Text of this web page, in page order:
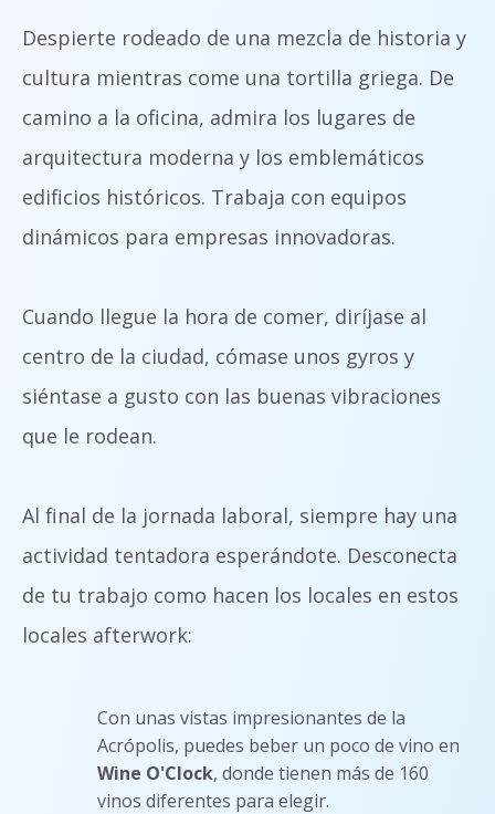
Despierte rodeado de una mezcla de historia y
cultura mientras come una tortilla griega. De
camino a la oficina, admira los lugares de
arquitectura moderna y los emblemáticos
edificios históricos. Trabaja con equipos
dinámicos para empresas innovadoras.
Cuando llegue la hora de comer, diríjase al
centro de la ciudad, cómase unos gyros y
siéntase a gusto con las buenas vibraciones
que le rodean.
Al final de la jornada laboral, siempre hay una
actividad tentadora esperándote. Desconecta
de tu trabajo como hacen los locales en estos
locales afterwork:
Con unas vistas impresionantes de la
Acrópolis, puedes beber un poco de vino en
Wine O'Clock, donde tienen más de 160
vinos diferentes para elegir.